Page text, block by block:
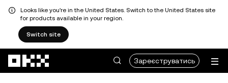
Looks like you're in the United States. Switch to the United States site
for products available in your region.
Switch site
Зареєструватись